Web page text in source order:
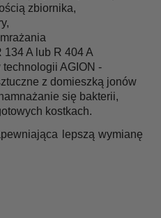
zbiornika,
134 A lub R 404 A
AGION -
z domieszką jonów
się bakterii,
kostkach.
lepszą wymianę